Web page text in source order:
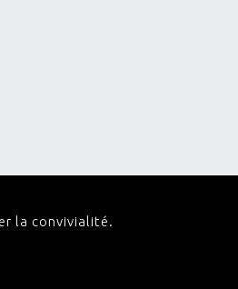
la convivialité.